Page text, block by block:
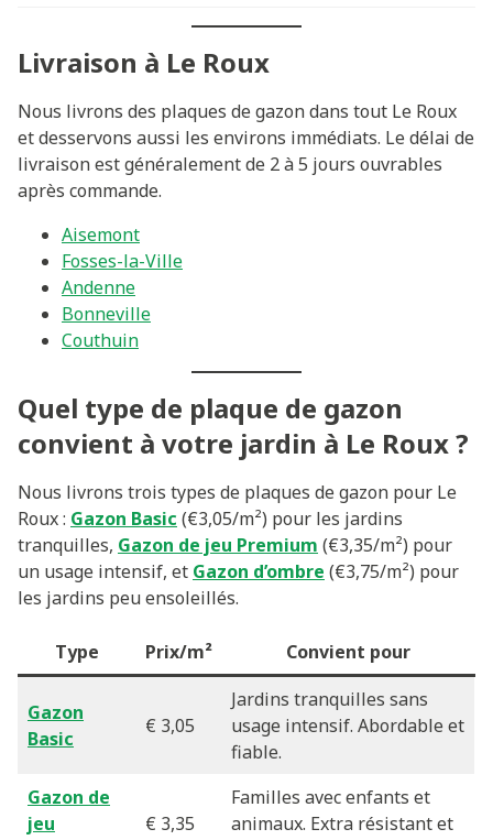
Livraison à Le Roux
Nous livrons des plaques de gazon dans tout Le Roux
et desservons aussi les environs immédiats. Le délai de
livraison est généralement de 2 à 5 jours ouvrables
après commande.
Aisemont
Fosses-la-Ville
Andenne
Bonneville
Couthuin
Quel type de plaque de gazon
convient à votre jardin à Le Roux ?
Nous livrons trois types de plaques de gazon pour Le
Roux : Gazon Basic (€3,05/m²) pour les jardins
tranquilles, Gazon de jeu Premium (€3,35/m²) pour
un usage intensif, et Gazon d’ombre (€3,75/m²) pour
les jardins peu ensoleillés.
Type Prix/m² Convient pour
Gazon
Basic
€ 3,05
Jardins tranquilles sans
usage intensif. Abordable et
fiable.
Gazon de
jeu
€ 3,35
Familles avec enfants et
animaux. Extra résistant et